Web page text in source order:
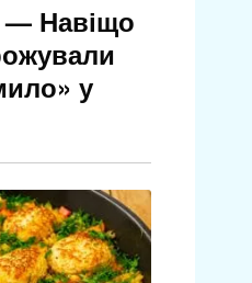
— Навіщо
у